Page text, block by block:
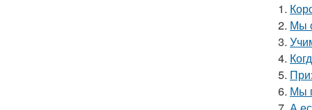
1.
2. Мы
3.
4.
5.
6. Мы